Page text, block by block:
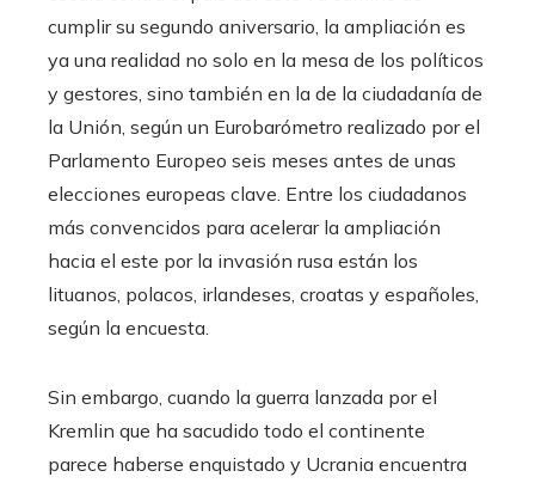
cumplir su segundo aniversario, la ampliación es
ya una realidad no solo en la mesa de los políticos
y gestores, sino también en la de la ciudadanía de
la Unión, según un Eurobarómetro realizado por el
Parlamento Europeo seis meses antes de unas
elecciones europeas clave. Entre los ciudadanos
más convencidos para acelerar la ampliación
hacia el este por la invasión rusa están los
lituanos, polacos, irlandeses, croatas y españoles,
según la encuesta.
Sin embargo, cuando la guerra lanzada por el
Kremlin que ha sacudido todo el continente
parece haberse enquistado y Ucrania encuentra